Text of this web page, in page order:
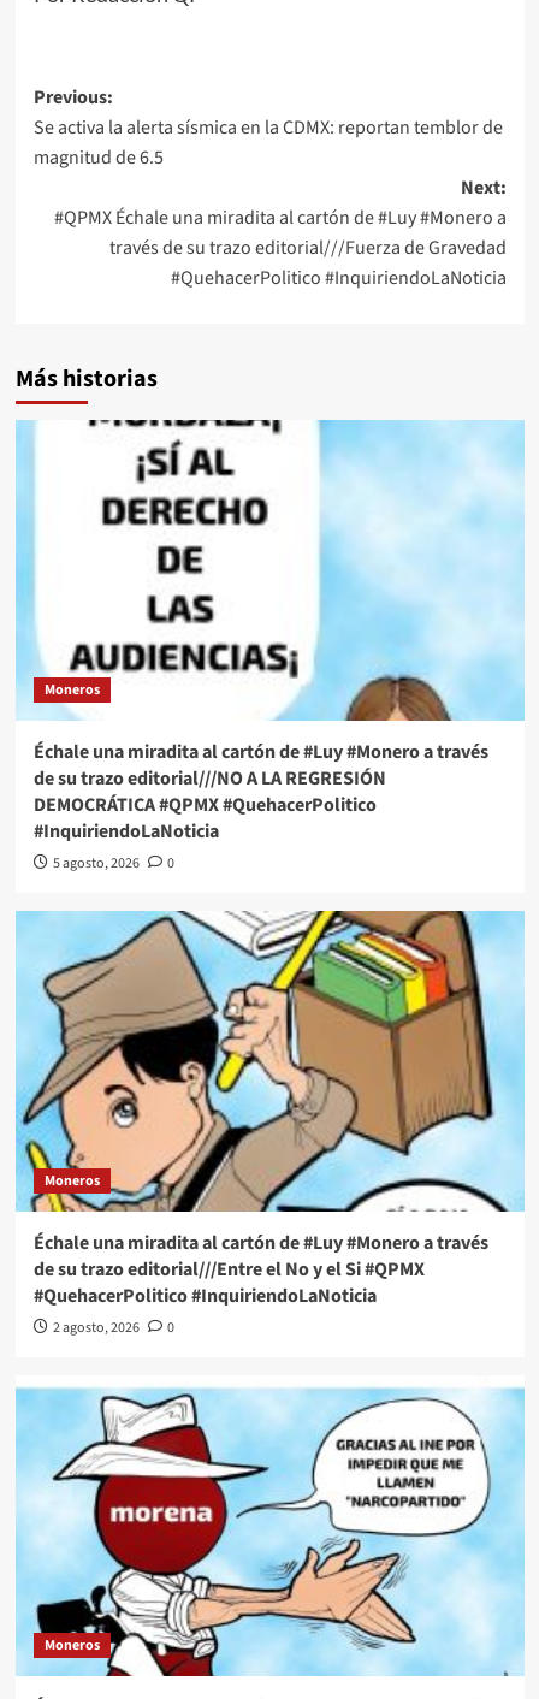
Post
navigation
Previous:
Se activa la alerta sísmica en la CDMX: reportan temblor de
magnitud de 6.5
Next:
#QPMX Échale una miradita al cartón de #Luy #Monero a
través de su trazo editorial///Fuerza de Gravedad
#QuehacerPolitico #InquiriendoLaNoticia
Más historias
Moneros
Échale una miradita al cartón de #Luy #Monero a través
de su trazo editorial///NO A LA REGRESIÓN
DEMOCRÁTICA #QPMX #QuehacerPolitico
#InquiriendoLaNoticia
5 agosto, 2026 0
Moneros
Échale una miradita al cartón de #Luy #Monero a través
de su trazo editorial///Entre el No y el Si #QPMX
#QuehacerPolitico #InquiriendoLaNoticia
2 agosto, 2026 0
Moneros